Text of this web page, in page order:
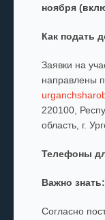
ноября
Как подать
Заявки на
направлены
220100,
область, г.
Телефоны
Важно знать:
Согласно